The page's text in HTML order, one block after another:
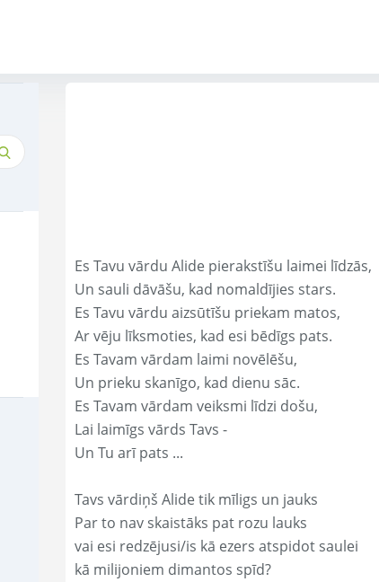
Es Tavu vārdu Alide pierakstīšu laimei līdzās,
Un sauli dāvāšu, kad nomaldījies stars.
Es Tavu vārdu aizsūtīšu priekam matos,
Ar vēju līksmoties, kad esi bēdīgs pats.
Es Tavam vārdam laimi novēlēšu,
Un prieku skanīgo, kad dienu sāc.
Es Tavam vārdam veiksmi līdzi došu,
Lai laimīgs vārds Tavs -
Un Tu arī pats ...
Tavs vārdiņš Alide tik mīligs un jauks
Par to nav skaistāks pat rozu lauks
vai esi redzējusi/is kā ezers atspidot saulei
kā milijoniem dimantos spīd?